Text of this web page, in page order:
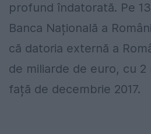
profund îndatorată. Pe
Banca Națională a
că datoria externă a
de miliarde de euro, cu 2
față de decembrie 2017.